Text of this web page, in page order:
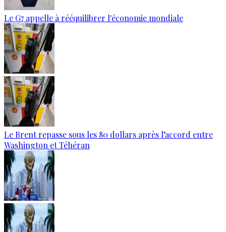
Le G7 appelle à rééquilibrer l'économie mondiale
Le Brent repasse sous les 80 dollars après l’accord entre
Washington et Téhéran